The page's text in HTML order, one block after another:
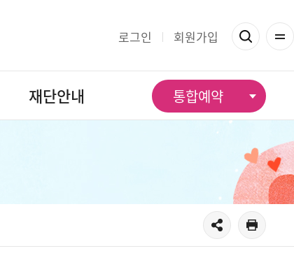
로그인 회원가입
재단안내 통합예약